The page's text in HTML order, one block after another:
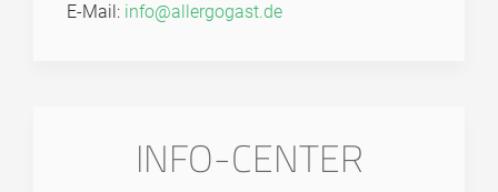
E-Mail: info@allergogast.de
INFO-CENTER